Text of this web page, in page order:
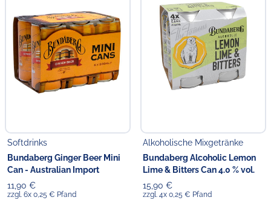
Softdrinks
Bundaberg Ginger Beer Mini
Can - Australian Import
11,90 €
zzgl. 6x 0,25 € Pfand
Alkoholische Mixgetränke
Bundaberg Alcoholic Lemon
Lime & Bitters Can 4.0 % vol.
15,90 €
zzgl. 4x 0,25 € Pfand